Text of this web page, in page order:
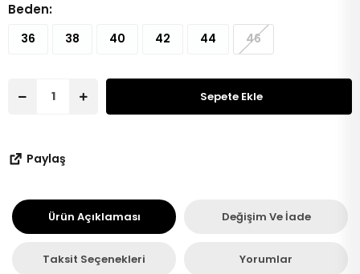
Beden:
36 38 40 42 44 46
Sepete Ekle
Paylaş
Ürün Açıklaması Değişim Ve İade
Taksit Seçenekleri Yorumlar